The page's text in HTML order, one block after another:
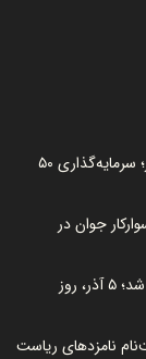
یزد در مسیر تبدیل‌شدن به قطب گردشگری اسب کشور؛ سرمایه‌گذاری ۵۰
جوان در
زمان رونمایی از رئیس جدید فدراسیون سوارکاری اعلام شد؛ ۵ آذر، روز
نامزدهای ریاست